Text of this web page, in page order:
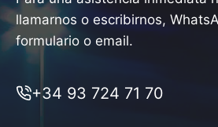
llamarnos o escribirnos,
formulario o email.
+34 93 724 71 70